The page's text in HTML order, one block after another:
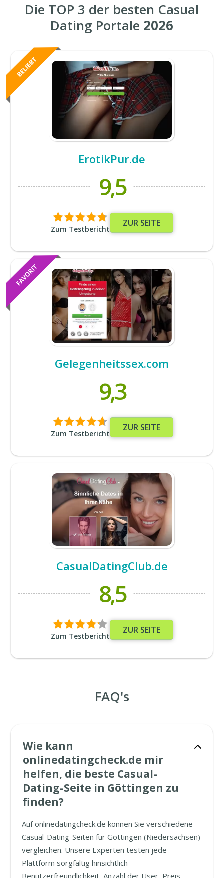
Die TOP 3 der besten Casual
Dating Portale 2026
ErotikPur.de
9,5
Zum Testbericht
ZUR SEITE
Gelegenheitssex.com
9,3
Zum Testbericht
ZUR SEITE
CasualDatingClub.de
8,5
Zum Testbericht
ZUR SEITE
FAQ's
Wie kann
onlinedatingcheck.de mir
helfen, die beste Casual-
Dating-Seite in Göttingen zu
finden?
Auf onlinedatingcheck.de können Sie verschiedene
Casual-Dating-Seiten für Göttingen (Niedersachsen)
vergleichen. Unsere Experten testen jede
Plattform sorgfältig hinsichtlich
Benutzerfreundlichkeit, Anzahl der User, Preis-